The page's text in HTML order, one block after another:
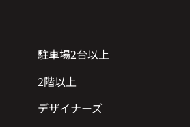
駐車場2台以上
2階以上
デザイナーズ